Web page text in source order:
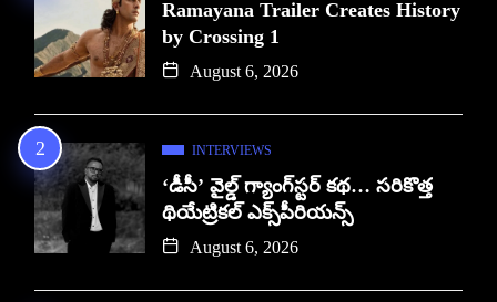
Ramayana Trailer Creates History
by Crossing 1
August 6, 2026
INTERVIEWS
‘డీసీ’ వైల్డ్ గ్యాంగ్‌స్టర్ కథ… సరికొత్త
థియేట్రికల్ ఎక్స్‌పీరియన్స్
August 6, 2026